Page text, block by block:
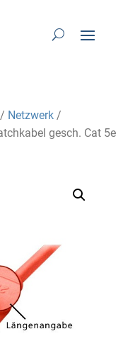
/ Netzwerk /
gesch. Cat 5e